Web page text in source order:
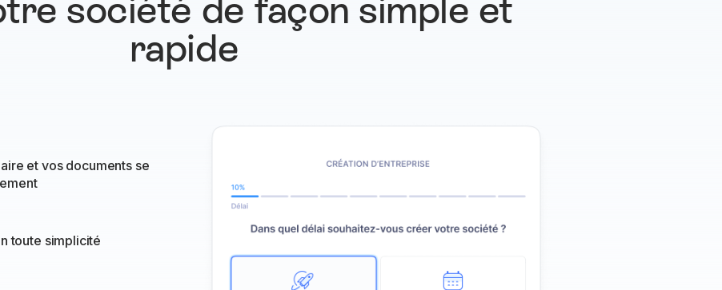
société de façon simple et
rapide
et vos documents se
toute simplicité